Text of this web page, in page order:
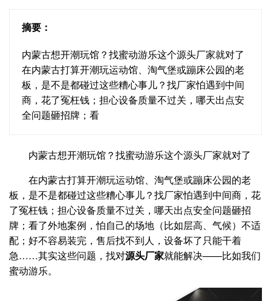
摘要：
内蒙古想开潮玩馆？找蜜动游乐这个源头厂家就对了
在内蒙古打算开潮玩运动馆、淘气堡或蹦床公园的老
板，是不是都碰过这些糟心事儿？找厂家怕遇到中间
商，花了冤枉钱；担心设备质量不过关，哪天出点安
全问题砸招牌；看
内蒙古想开潮玩馆？找蜜动游乐这个源头厂家就对了
在内蒙古打算开潮玩运动馆、淘气堡或蹦床公园的老
板，是不是都碰过这些糟心事儿？找厂家怕遇到中间商，花
了冤枉钱；担心设备质量不过关，哪天出点安全问题砸招
牌；看了外地案例，怕自己的场地（比如层高、气候）不适
配；好不容易装完，售后找不到人，设备坏了只能干着
急……其实这些问题，找对源头厂家就能解决——比如我们
蜜动游乐。